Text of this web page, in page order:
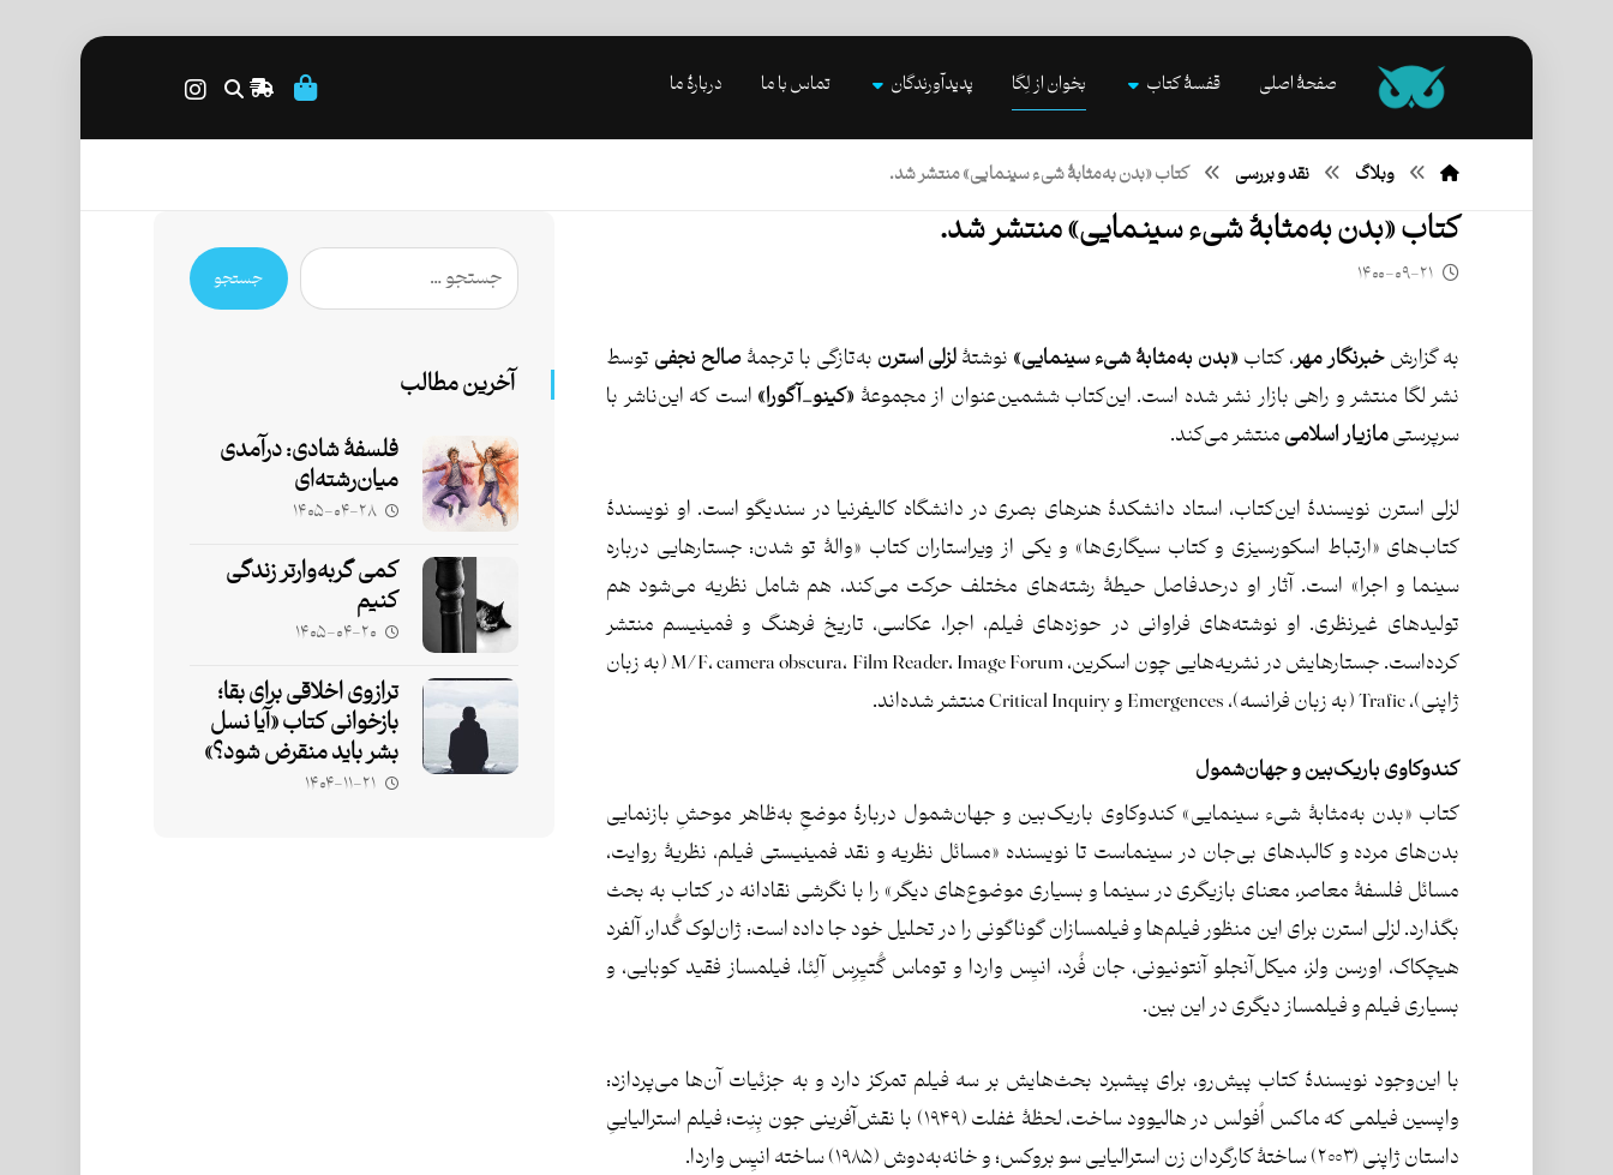
صفحۀ اصلی قفسۀ کتاب بخوان از لِگا پدیدآورندگان تماس با ما دربارۀ ما
وبلاگ نقد و بررسی کتاب «بدن به‌مثابۀ شیء سینمایی» منتشر شد.
کتاب «بدن به‌مثابۀ شیء سینمایی» منتشر شد.
۱۴۰۰-۰۹-۲۱
به گزارشخبرنگار مهر، کتاب«بدن به‌مثابۀ شیء سینمایی» نوشتۀلزلی استرن به‌تازگی با ترجمۀصالح نجفی توسط
نشر لگا منتشر و راهی بازار نشر شده است. این‌کتاب ششمین‌عنوان از مجموعۀ «کینو_آگورا» است که این‌ناشر با
سرپرستیمازیار اسلامیمنتشر می‌کند.
لزلی استرن نویسندۀ این‌کتاب، استاد دانشکدۀ هنرهای بصری در دانشگاه کالیفرنیا در سندیگو است. او نویسندۀ
کتاب‌های «ارتباط اسکورسیزی و کتاب سیگاری‌ها» و یکی از ویراستاران کتاب «والۀ تو شدن: جستارهایی درباره
سینما و اجرا» است. آثار او درحدفاصل حیطۀ رشته‌های مختلف حرکت می‌کند، هم شامل نظریه می‌شود هم
تولیدهای غیرنظری. او نوشته‌های فراوانی در حوزه‌های فیلم، اجرا، عکاسی، تاریخ فرهنگ و فمینیسم منتشر
کرده‌
است. جستارهایش در نشریه‌هایی چون اسکرین، M/F، camera obscura، Film Reader، Image Forum (به زبان
ژاپنی)، Trafic (به زبان فرانسه)، Emergences و Critical Inquiry منتشر شده‌اند.
کندوکاوی باریک‌بین و جهان‌شمول
کتاب «بدن به‌مثابۀ شیء سینمایی» کندوکاوی باریک‌بین و جهان‌شمول دربارۀ موضعِ به‌ظاهر موحشِ بازنمایی‌
بدن‌های مرده و کالبدهای بی‌جان در سینماست تا نویسنده «مسائل نظریه و نقد فمینیستی فیلم، نظریۀ روایت،
مسائل فلسفۀ معاصر، معنای بازیگری در سینما و بسیاری موضوع‌های دیگر» را با نگرشی نقادانه در کتاب به بحث
بگذارد. لزلی استرن برای این منظور فیلم‌ها و فیلمسازان گوناگونی را در تحلیل‌ خود جا داده است: ژان‌لوک گُدار، آلفرد
هیچکاک، اورسن ولز، میکل‌آنجلو آنتونیونی، جان فُرد، انیِس واردا و توماس گُتیِرِس آلِئا، فیلمساز فقید کوبایی، و
بسیاری فیلم و فیلمساز دیگری در این بین.
با این‌وجود نویسندۀ کتاب پیش‌رو، برای پیشبرد بحث‌هایش بر سه فیلم تمرکز دارد و به جزئیات آن‌ها می‌پردازد:
واپسین فیلمی که ماکس اُفولس در هالیوود ساخت، لحظۀ غفلت (۱۹۴۹) با نقش‌آفرینی جون بِنِت؛ فیلم استرالیاییِ
داستان ژاپنی (۲۰۰۳) ساختۀ کارگردان زن استرالیایی سو بروکس؛ و خانه‌به‌دوش (۱۹۸۵) ساخته انیِس واردا.
جستجو
آخرین مطالب
فلسفۀ شادی: درآمدی
میان‌رشته‌ای
۱۴۰۵-۰۴-۲۸
کمی گربه‌وارتر زندگی
کنیم
۱۴۰۵-۰۴-۲۰
ترازوی اخلاقی برای بقا؛
بازخوانی کتاب «آیا نسل
بشر باید منقرض شود؟»
۱۴۰۴-۱۱-۲۱